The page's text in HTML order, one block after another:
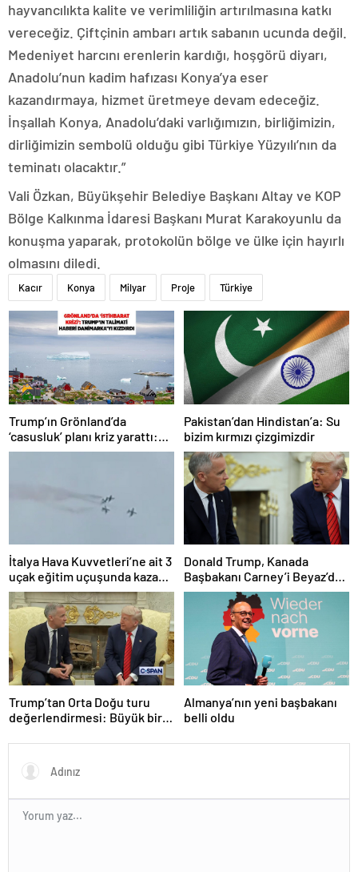
hayvancılıkta kalite ve verimliliğin artırılmasına katkı
vereceğiz. Çiftçinin ambarı artık sabanın ucunda değil.
Medeniyet harcını erenlerin kardığı, hoşgörü diyarı,
Anadolu’nun kadim hafızası Konya’ya eser
kazandırmaya, hizmet üretmeye devam edeceğiz.
İnşallah Konya, Anadolu’daki varlığımızın, birliğimizin,
dirliğimizin sembolü olduğu gibi Türkiye Yüzyılı’nın da
teminatı olacaktır.”
Vali Özkan, Büyükşehir Belediye Başkanı Altay ve KOP
Bölge Kalkınma İdaresi Başkanı Murat Karakoyunlu da
konuşma yaparak, protokolün bölge ve ülke için hayırlı
olmasını diledi.
Kacır Konya Milyar Proje Türkiye
Trump’ın Grönland’da
‘casusluk’ planı kriz yarattı:
Danimarka ABD elçisini
Pakistan’dan Hindistan’a: Su
bizim kırmızı çizgimizdir
İtalya Hava Kuvvetleri’ne ait 3
uçak eğitim uçuşunda kaza
yaptı
Donald Trump, Kanada
Başbakanı Carney’i Beyaz’da
ağırladı
Trump’tan Orta Doğu turu
değerlendirmesi: Büyük bir
Almanya’nın yeni başbakanı
belli oldu